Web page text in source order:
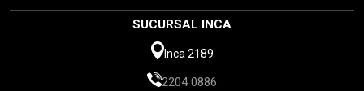
SUCURSAL INCA
Inca 2189
2204 0886